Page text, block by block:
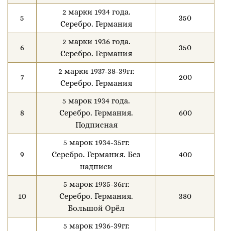
5
2 марки 1934 года.
Серебро. Германия
350
6
2 марки 1936 года.
Серебро. Германия
350
7
2 марки 1937-38-39гг.
Серебро. Германия
200
8
5 марок 1934 года.
Серебро. Германия.
Подписная
600
9
5 марок 1934-35гг.
Серебро. Германия. Без
надписи
400
10
5 марок 1935-36гг.
Серебро. Германия.
Большой Орёл
380
5 марок 1936-39гг.